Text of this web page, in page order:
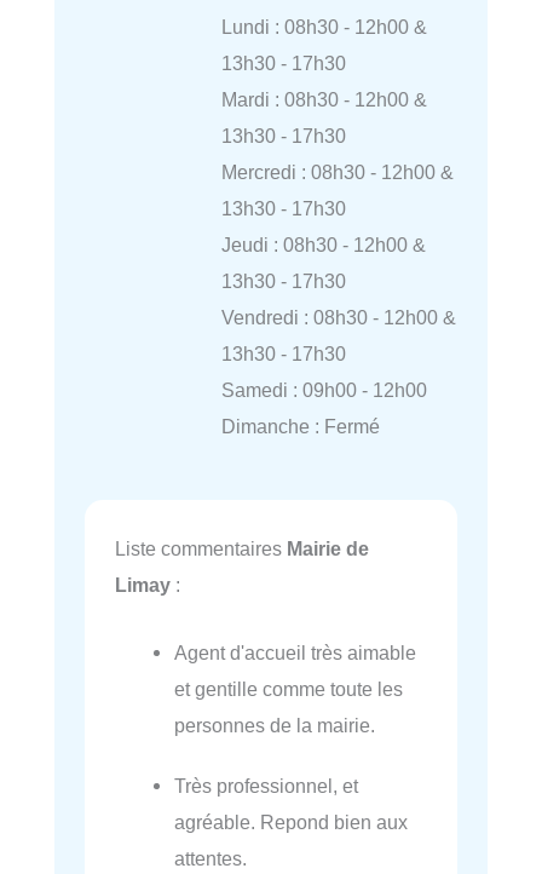
Lundi : 08h30 - 12h00 &
13h30 - 17h30
Mardi : 08h30 - 12h00 &
13h30 - 17h30
Mercredi : 08h30 - 12h00 &
13h30 - 17h30
Jeudi : 08h30 - 12h00 &
13h30 - 17h30
Vendredi : 08h30 - 12h00 &
13h30 - 17h30
Samedi : 09h00 - 12h00
Dimanche : Fermé
Liste commentaires Mairie de
Limay :
Agent d'accueil très aimable
et gentille comme toute les
personnes de la mairie.
Très professionnel, et
agréable. Repond bien aux
attentes.